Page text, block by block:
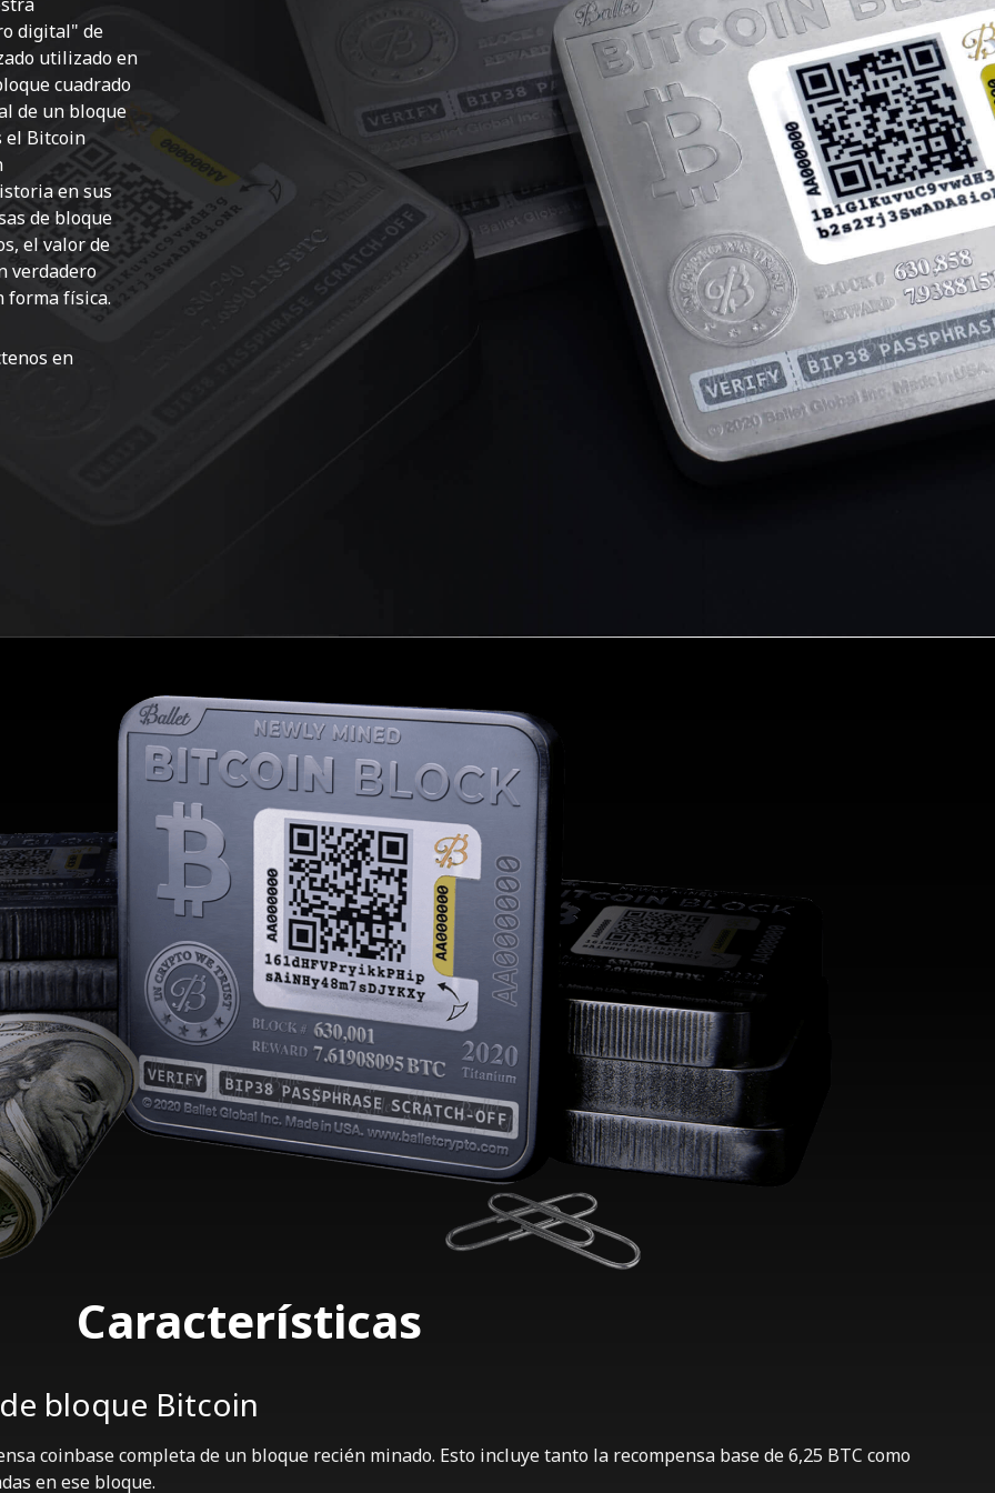
digital" de
utilizado en
cuadrado
de un bloque
el Bitcoin
en sus
de bloque
el valor de
verdadero
forma física.
en
Características
bloque Bitcoin
coinbase completa de un bloque recién minado. Esto incluye tanto la recompensa base de 6,25 BTC como
en ese bloque.